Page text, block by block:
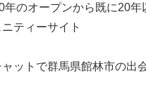
年のオープンから既に20年
ティーサイト
ットで群馬県館林市の出